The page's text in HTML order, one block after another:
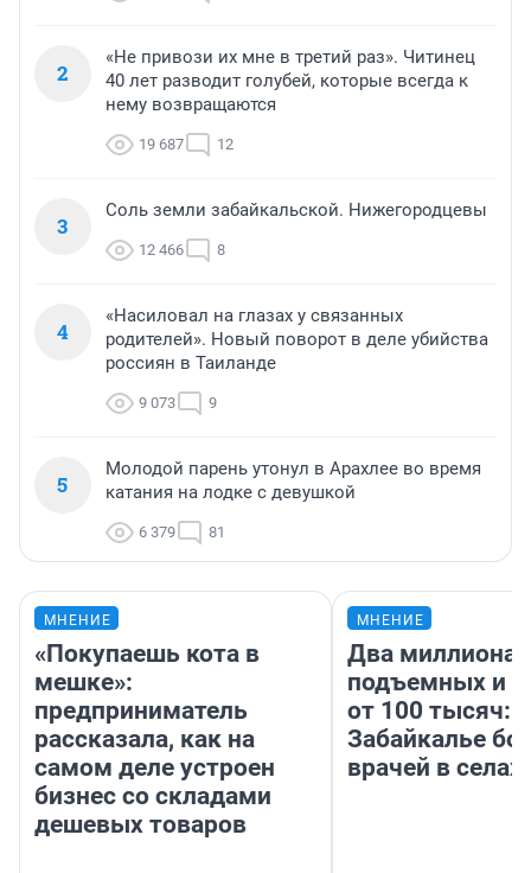
2
«Не привози их мне в третий раз». Читинец
40 лет разводит голубей, которые всегда к
нему возвращаются
19 687 12
3
Соль земли забайкальской. Нижегородцевы
12 466 8
4
«Насиловал на глазах у связанных
родителей». Новый поворот в деле убийства
россиян в Таиланде
9 073 9
5
Молодой парень утонул в Арахлее во время
катания на лодке с девушкой
6 379 81
МНЕНИЕ
«Покупаешь кота в
мешке»:
предприниматель
рассказала, как на
самом деле устроен
бизнес со складами
дешевых товаров
МНЕНИЕ
Два миллиона
подъемных и
от 100 тысяч:
Забайкалье
врачей в селах